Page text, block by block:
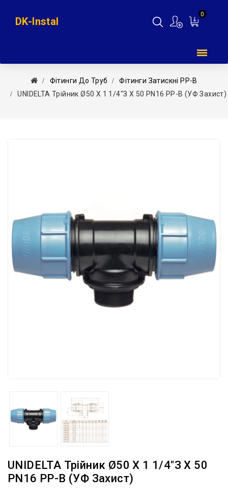
0
DK-Instal
Фітинги До Труб
Фітинги Затискні PP-B
UNIDELTA Трійник Ø50 Х 1 1/4″З Х 50 PN16 PP-B (УФ Захист)
UNIDELTA Трійник Ø50 Х 1 1/4″З Х 50
PN16 PP-B (УФ Захист)